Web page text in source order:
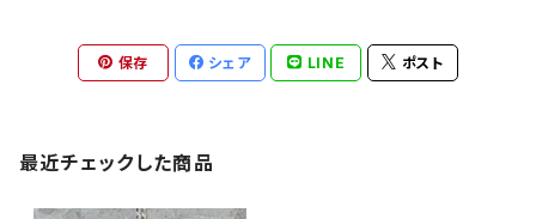
保存 シェア LINE ポスト
最近チェックした商品